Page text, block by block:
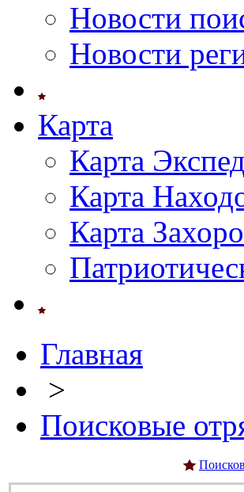
Новости
Новости
Карта
Карта
Карта
Карта
Главная
>
Поисковые